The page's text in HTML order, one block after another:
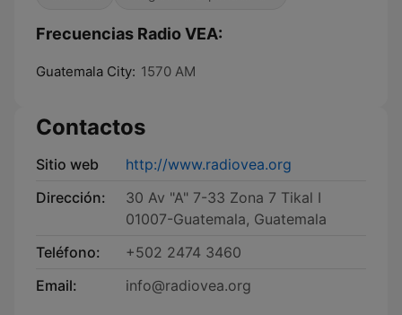
Frecuencias Radio VEA:
Guatemala City: 1570 AM
Contactos
Sitio web
http://www.radiovea.org
Dirección:
30 Av "A" 7-33 Zona 7 Tikal I
01007-Guatemala, Guatemala
Teléfono:
+502 2474 3460
Email:
info@radiovea.org